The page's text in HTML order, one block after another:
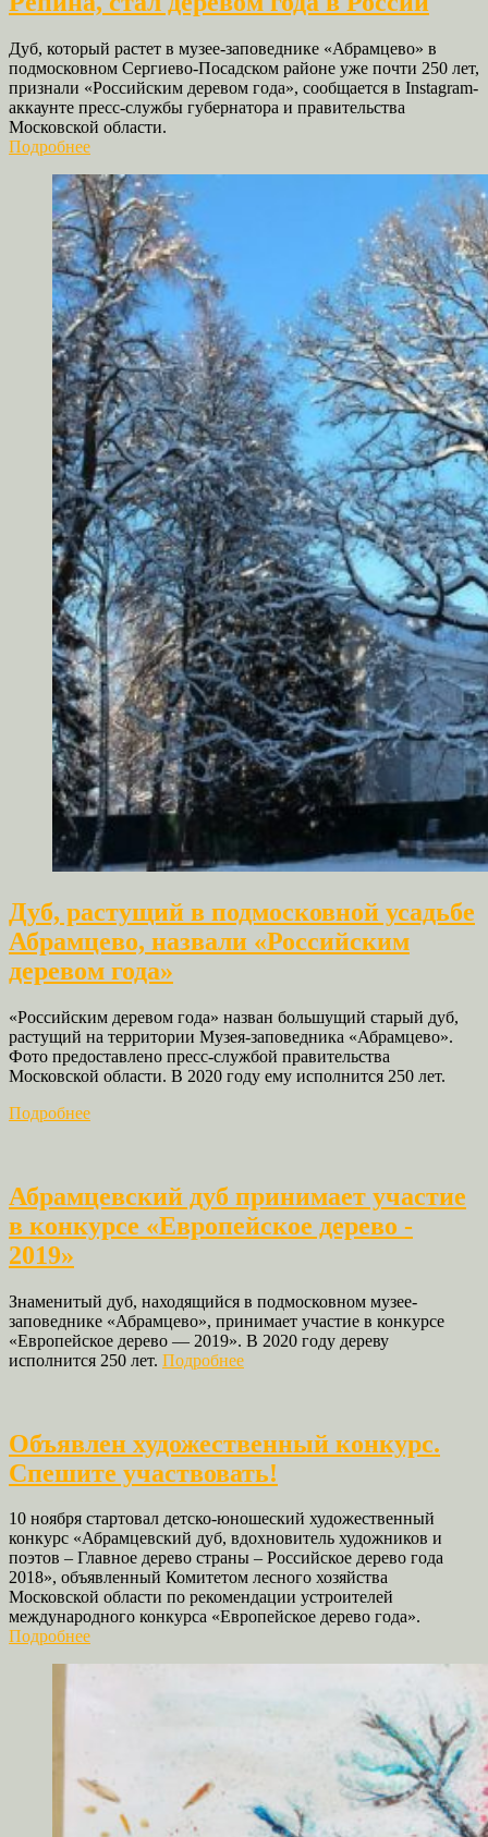
Дуб, который растет в музее-заповеднике «Абрамцево» в
подмосковном Сергиево-Посадском районе уже почти 250 лет,
признали «Российским деревом года», сообщается в Instagram-
аккаунте пресс-службы губернатора и правительства
Московской области.
Подробнее
Дуб, растущий в подмосковной усадьбе
Абрамцево, назвали «Российским
деревом года»
«Российским деревом года» назван большущий старый дуб,
растущий на территории Музея-заповедника «Абрамцево».
Фото предоставлено пресс-службой правительства
Московской области. В 2020 году ему исполнится 250 лет.
Подробнее
Абрамцевский дуб принимает участие
в конкурсе «Европейское дерево ‐
2019»
Знаменитый дуб, находящийся в подмосковном музее-
заповеднике «Абрамцево», принимает участие в конкурсе
«Европейское дерево — 2019». В 2020 году дереву
исполнится 250 лет. Подробнее
Объявлен художественный конкурс.
Спешите участвовать!
10 ноября стартовал детско-юношеский художественный
конкурс «Абрамцевский дуб, вдохновитель художников и
поэтов – Главное дерево страны – Российское дерево года
2018», объявленный Комитетом лесного хозяйства
Московской области по рекомендации устроителей
международного конкурса «Европейское дерево года».
Подробнее